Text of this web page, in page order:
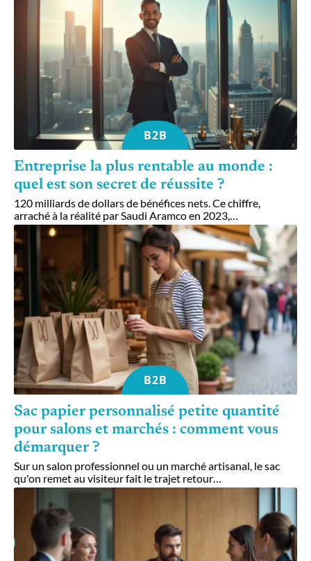
B2B
Entreprise la plus rentable au monde :
quel est son secret de réussite ?
120 milliards de dollars de bénéfices nets. Ce chiffre,
arraché à la réalité par Saudi Aramco en 2023,…
B2B
Sac papier personnalisé petite quantité
pour salons et marchés : comment vous
démarquer ?
Sur un salon professionnel ou un marché artisanal, le sac
qu'on remet au visiteur fait le trajet retour…